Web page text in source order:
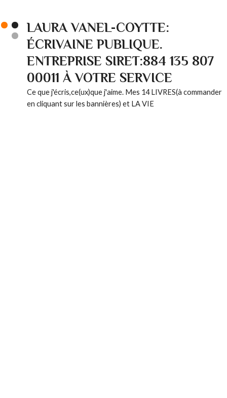
LAURA VANEL-COYTTE:
ÉCRIVAINE PUBLIQUE.
ENTREPRISE SIRET:884 135 807
00011 À VOTRE SERVICE
Ce que j'écris,ce(ux)que j'aime. Mes 14 LIVRES(à commander
en cliquant sur les bannières) et LA VIE